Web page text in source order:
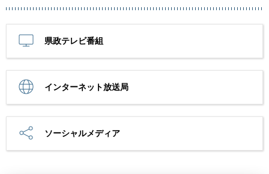
県政テレビ番組
インターネット放送局
ソーシャルメディア